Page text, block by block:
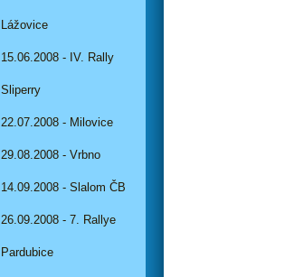
Lážovice
15.06.2008 - IV. Rally
Sliperry
22.07.2008 - Milovice
29.08.2008 - Vrbno
14.09.2008 - Slalom ČB
26.09.2008 - 7. Rallye
Pardubice